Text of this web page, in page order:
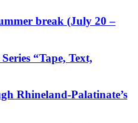
break (July 20 –
“Tape, Text,
Rhineland-Palatinate’s